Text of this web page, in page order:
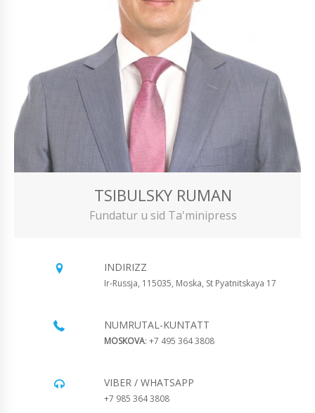
TSIBULSKY RUMAN
Fundatur u sid Ta'minipress
INDIRIZZ
Ir-Russja, 115035, Moska, St Pyatnitskaya 17
NUMRUTAL-KUNTATT
MOSKOVA: +7 495 364 3808
VIBER / WHATSAPP
+7 985 364 3808